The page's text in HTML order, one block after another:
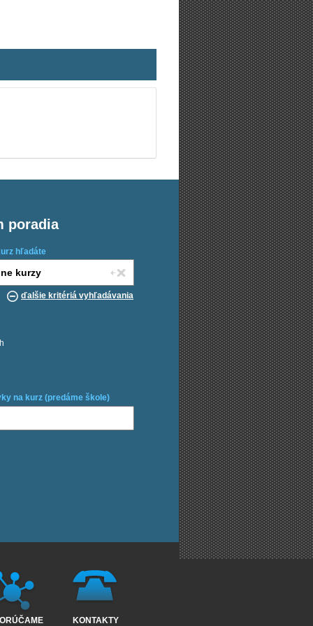
poradia
hľadáte
ďalšie kritériá vyhľadávania
na kurz (predáme škole)
KONTAKTY